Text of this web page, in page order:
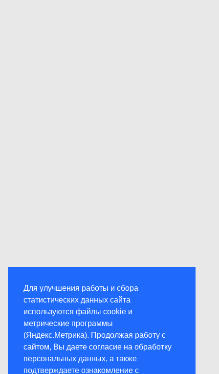
Для улучшения работы и сбора
статистических данных сайта
используются файлы cookie и
метрические программы
(Яндекс.Метрика). Продолжая работу с
сайтом, Вы даете согласие на обработку
персональных данных, а также
подтверждаете ознакомление с